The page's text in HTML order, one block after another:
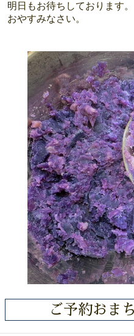
明日もお待ちしております。
おやすみなさい。
ご予約おま